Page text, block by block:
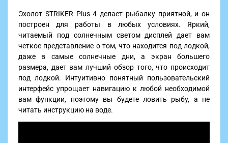
Эхолот STRIKER Plus 4 делает рыбалку приятной, и он
построен для работы в любых условиях. Яркий,
читаемый под солнечным светом дисплей дает вам
четкое представление о том, что находится под лодкой,
даже в самые солнечные дни, а экран большего
размера, дает вам лучший обзор того, что происходит
под лодкой. Интуитивно понятный пользовательский
интерфейс упрощает навигацию к любой необходимой
вам функции, поэтому вы будете ловить рыбу, а не
читать инструкцию на воде.